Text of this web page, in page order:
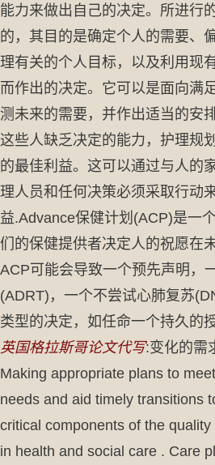
能力来做出自己的决定。所进行
的，其目的是确定个人的需要、
理有关的个人目标，以及利用现
而作出的决定。它可以是面向满
测未来的需要，并作出适当的安
这些人缺乏决定的能力，护理规
的最佳利益。这可以通过与人的
理人员和任何决策必须采取行动
益.Advance保健计划(ACP)是一
们的保健提供者决定人的祝愿在
ACP可能会导致一个预先声明，
(ADRT)，一个不尝试心肺复苏
类型的决定，如任命一个持久的
英国格拉斯哥论文代写:变化的需
Making appropriate plans to
needs and aid timely transitions
critical components of the
in health and social care . Care